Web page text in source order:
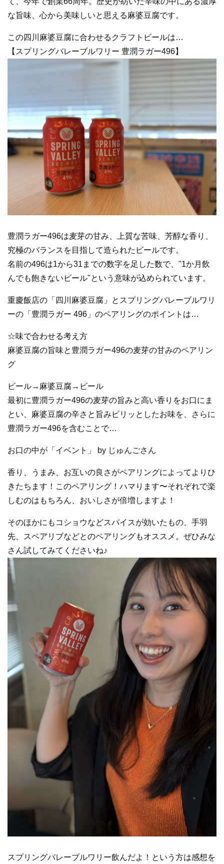
な旨味、心から美味しいと思える麻婆豆腐です。
この四川麻婆豆腐に合わせるクラフトビールは…
【スプリングバレーブルワリー 豊潤ラガー496】
豊潤ラガー496は麦芽の甘み、上質な苦味、芳醇な香り、
究極のバランスを目指して造られたビールです。
名前の496は1から31までの数字を足した数で、"1か月飲
んでも飽きないビール"という意味が込められています。
重慶飯店の「四川麻婆豆腐」とスプリングバレーブルワリ
ーの「豊潤ラガー 496」のペアリングのポイントは…
☆味で合わせる考え方
麻婆豆腐の旨味と豊潤ラガー496の麦芽の甘みのペアリン
グ
ビール→麻婆豆腐→ビール
最初に豊潤ラガー496の麦芽の旨みと高い香りをお口にま
とい、麻婆豆腐の辛さと旨みピリッとしたお味を、さらに
豊潤ラガー496を含むことで…
お口の中が「イベント」 by じゅんごさん
香り、うまみ、お互いの良さがペアリングによってよりひ
きたちます！このペアリング！ハマります〜それぞれで楽
しむのはもちろん、おいしさが倍増しますよ！
そのほかにもコショウなどスパイスが効いたもの、手羽
先、スペアリブなどとのペアリングもオススメ。ぜひみな
さん試してみてくださいね♪
スプリングバレーブルワリー飲んだよ！という方は感想を